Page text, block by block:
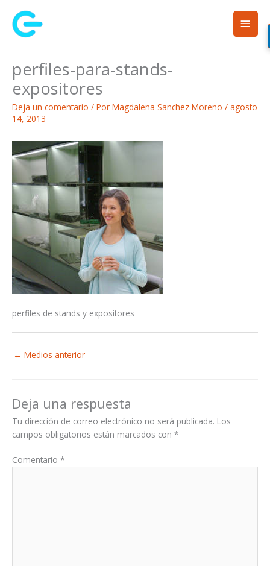
contenido
perfiles-para-stands-
expositores
Deja un comentario / Por Magdalena Sanchez Moreno / agosto
14, 2013
perfiles de stands y expositores
← Medios anterior
Deja una respuesta
Tu dirección de correo electrónico no será publicada. Los
campos obligatorios están marcados con *
Comentario *